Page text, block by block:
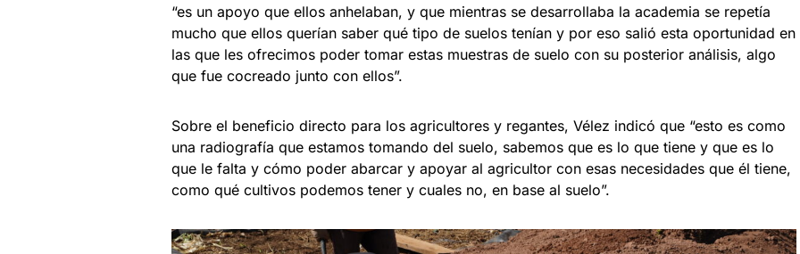
“es un apoyo que ellos anhelaban, y que mientras se desarrollaba la academia se repetía
mucho que ellos querían saber qué tipo de suelos tenían y por eso salió esta oportunidad en
las que les ofrecimos poder tomar estas muestras de suelo con su posterior análisis, algo
que fue cocreado junto con ellos”.
Sobre el beneficio directo para los agricultores y regantes, Vélez indicó que “esto es como
una radiografía que estamos tomando del suelo, sabemos que es lo que tiene y que es lo
que le falta y cómo poder abarcar y apoyar al agricultor con esas necesidades que él tiene,
como qué cultivos podemos tener y cuales no, en base al suelo”.